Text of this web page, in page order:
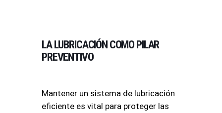
LA LUBRICACIÓN COMO PILAR
PREVENTIVO
Mantener un sistema de lubricación
eficiente es vital para proteger las